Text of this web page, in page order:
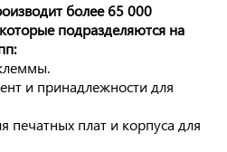
более 65 000
подразделяются на
и принадлежности для
плат и корпуса для